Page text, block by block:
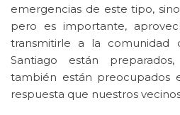
emergencias de este tipo,
pero es importante,
transmitirle a la comunidad
Santiago están
también están preocupados
respuesta que nuestros